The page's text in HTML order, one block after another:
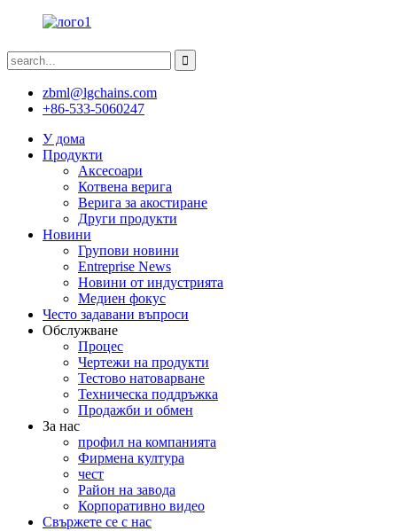
zbml@lgchains.com
+86-533-5060247
У дома
Продукти
Аксесоари
Котвена верига
Верига за акостиране
Други продукти
Новини
Групови новини
Entreprise News
Новини от индустрията
Медиен фокус
Често задавани въпроси
Обслужване
Процес
Чертежи на продукти
Тестово натоварване
Техническа поддръжка
Продажби и обмен
За нас
профил на компанията
Фирмена култура
чест
Район на завода
Корпоративно видео
Свържете се с нас